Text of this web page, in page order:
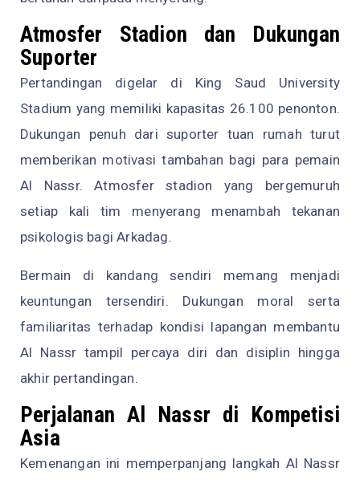
Atmosfer Stadion dan Dukungan
Suporter
Pertandingan digelar di King Saud University
Stadium yang memiliki kapasitas 26.100 penonton.
Dukungan penuh dari suporter tuan rumah turut
memberikan motivasi tambahan bagi para pemain
Al Nassr. Atmosfer stadion yang bergemuruh
setiap kali tim menyerang menambah tekanan
psikologis bagi Arkadag.
Bermain di kandang sendiri memang menjadi
keuntungan tersendiri. Dukungan moral serta
familiaritas terhadap kondisi lapangan membantu
Al Nassr tampil percaya diri dan disiplin hingga
akhir pertandingan.
Perjalanan Al Nassr di Kompetisi
Asia
Kemenangan ini memperpanjang langkah Al Nassr